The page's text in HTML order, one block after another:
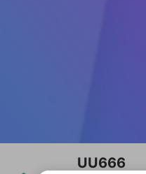
UU666
OPENREC.tv アカ
すでにアカウント
OPENREC.tvアカ
こちらから
限定コミ